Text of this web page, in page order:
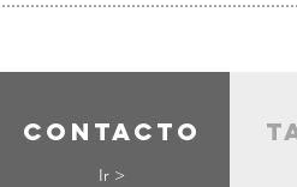
contacto
Ir >